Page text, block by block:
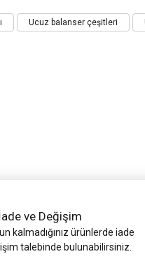
Bu ürüne
Ucuz balanser çeşitleri
ve Değişim
kalmadığınız ürünlerde iade
talebinde bulunabilirsiniz.